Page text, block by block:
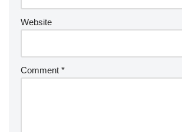
Website
Comment *